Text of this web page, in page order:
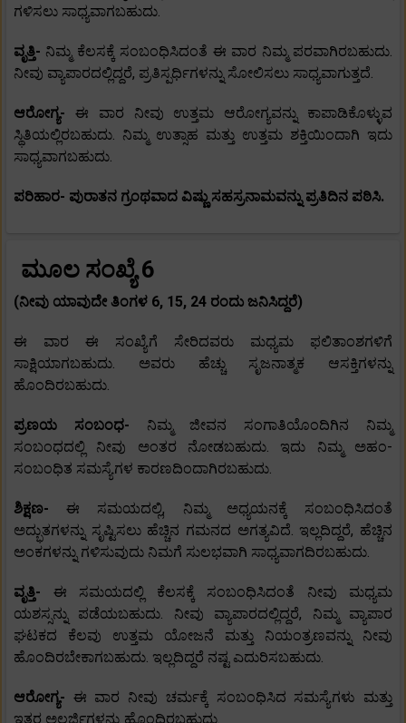
ಗಳಿಸಲು ಸಾಧ್ಯವಾಗಬಹುದು.
ವೃತ್ತಿ- ನಿಮ್ಮ ಕೆಲಸಕ್ಕೆ ಸಂಬಂಧಿಸಿದಂತೆ ಈ ವಾರ ನಿಮ್ಮ ಪರವಾಗಿರಬಹುದು.
ನೀವು ವ್ಯಾಪಾರದಲ್ಲಿದ್ದರೆ, ಪ್ರತಿಸ್ಪರ್ಧಿಗಳನ್ನು ಸೋಲಿಸಲು ಸಾಧ್ಯವಾಗುತ್ತದೆ.
ಆರೋಗ್ಯ- ಈ ವಾರ ನೀವು ಉತ್ತಮ ಆರೋಗ್ಯವನ್ನು ಕಾಪಾಡಿಕೊಳ್ಳುವ
ಸ್ಥಿತಿಯಲ್ಲಿರಬಹುದು. ನಿಮ್ಮ ಉತ್ಸಾಹ ಮತ್ತು ಉತ್ತಮ ಶಕ್ತಿಯಿಂದಾಗಿ ಇದು
ಸಾಧ್ಯವಾಗಬಹುದು.
ಪರಿಹಾರ- ಪುರಾತನ ಗ್ರಂಥವಾದ ವಿಷ್ಣು ಸಹಸ್ರನಾಮವನ್ನು ಪ್ರತಿದಿನ ಪಠಿಸಿ.
ಮೂಲ ಸಂಖ್ಯೆ 6
(ನೀವು ಯಾವುದೇ ತಿಂಗಳ 6, 15, 24 ರಂದು ಜನಿಸಿದ್ದರೆ)
ಈ ವಾರ ಈ ಸಂಖ್ಯೆಗೆ ಸೇರಿದವರು ಮಧ್ಯಮ ಫಲಿತಾಂಶಗಳಿಗೆ
ಸಾಕ್ಷಿಯಾಗಬಹುದು. ಅವರು ಹೆಚ್ಚು ಸೃಜನಾತ್ಮಕ ಆಸಕ್ತಿಗಳನ್ನು
ಹೊಂದಿರಬಹುದು.
ಪ್ರಣಯ ಸಂಬಂಧ- ನಿಮ್ಮ ಜೀವನ ಸಂಗಾತಿಯೊಂದಿಗಿನ ನಿಮ್ಮ
ಸಂಬಂಧದಲ್ಲಿ ನೀವು ಅಂತರ ನೋಡಬಹುದು. ಇದು ನಿಮ್ಮ ಅಹಂ-
ಸಂಬಂಧಿತ ಸಮಸ್ಯೆಗಳ ಕಾರಣದಿಂದಾಗಿರಬಹುದು.
ಶಿಕ್ಷಣ-ಈ ಸಮಯದಲ್ಲಿ, ನಿಮ್ಮ ಅಧ್ಯಯನಕ್ಕೆ ಸಂಬಂಧಿಸಿದಂತೆ
ಅದ್ಭುತಗಳನ್ನು ಸೃಷ್ಟಿಸಲು ಹೆಚ್ಚಿನ ಗಮನದ ಅಗತ್ಯವಿದೆ. ಇಲ್ಲದಿದ್ದರೆ, ಹೆಚ್ಚಿನ
ಅಂಕಗಳನ್ನು ಗಳಿಸುವುದು ನಿಮಗೆ ಸುಲಭವಾಗಿ ಸಾಧ್ಯವಾಗದಿರಬಹುದು.
ವೃತ್ತಿ- ಈ ಸಮಯದಲ್ಲಿ ಕೆಲಸಕ್ಕೆ ಸಂಬಂಧಿಸಿದಂತೆ ನೀವು ಮಧ್ಯಮ
ಯಶಸ್ಸನ್ನು ಪಡೆಯಬಹುದು. ನೀವು ವ್ಯಾಪಾರದಲ್ಲಿದ್ದರೆ, ನಿಮ್ಮ ವ್ಯಾಪಾರ
ಘಟಕದ ಕೆಲವು ಉತ್ತಮ ಯೋಜನೆ ಮತ್ತು ನಿಯಂತ್ರಣವನ್ನು ನೀವು
ಹೊಂದಿರಬೇಕಾಗಬಹುದು. ಇಲ್ಲದಿದ್ದರೆ ನಷ್ಟ ಎದುರಿಸಬಹುದು.
ಆರೋಗ್ಯ- ಈ ವಾರ ನೀವು ಚರ್ಮಕ್ಕೆ ಸಂಬಂಧಿಸಿದ ಸಮಸ್ಯೆಗಳು ಮತ್ತು
ಇತರ ಅಲರ್ಜಿಗಳನ್ನು ಹೊಂದಿರಬಹುದು.